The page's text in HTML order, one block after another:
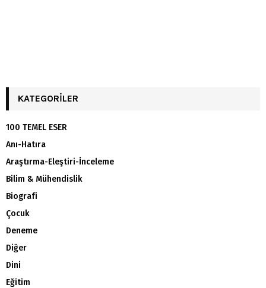
KATEGORILER
100 TEMEL ESER
Anı-Hatıra
Araştırma-Eleştiri-İnceleme
Bilim & Mühendislik
Biografi
Çocuk
Deneme
Diğer
Dini
Eğitim